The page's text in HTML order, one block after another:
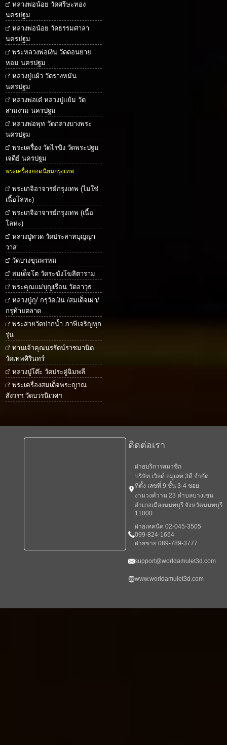
หลวงพ่อน้อย วัดศรีษะทอง
นครปฐม
หลวงพ่อน้อย วัดธรรมศาลา
นครปฐม
พระหลวงพ่อเงิน วัดดอนยาย
หอม นครปฐม
หลวงปู่แผ้ว วัดรางหมัน
นครปฐม
หลวงพ่อเต๋ หลวงปู่แย้ม วัด
สามง่าม นครปฐม
หลวงพ่อพุท วัดกลางบางพระ
นครปฐม
พระเครื่อง วัดไร่ขิง วัดพระปฐม
เจดีย์ นครปฐม
พระเครื่องยอดนิยมกรุงเทพ
พระเกจิอาจารย์กรุงเทพ (ไม่ใช่
เนื้อโลหะ)
พระเกจิอาจารย์กรุงเทพ (เนื้อ
โลหะ)
หลวงปู่ทวด วัดประสาทบุญญา
วาส
วัดบางขุนพรหม
สมเด็จโต วัดระฆังโฆสิตาราม
พระคุณแม่บุญเรือน วัดอาวุธ
หลวงปู่ภู/ กรุวัดเงิน /สมเด็จเผ่า/
กรุท้ายตลาด
พระสายวัดปากน้ำ ภาษีเจริญทุก
รุ่น
ท่านเจ้าคุณนรรัตน์ราชมานิต
วัดเทพศิรินทร์
หลวงปู่โต๊ะ วัดประดู่ฉิมพลี
พระเครื่องสมเด็จพระญาณ
สังวรฯ วัดบวรนิเวศฯ
ติดต่อเรา
ฝ่ายบริการสมาชิก
บริษัท เวิลด์ อมูเลท 3ดี จำกัด
ที่ตั้ง เลขที่ 9 ชั้น 3-4 ซอย
งามวงศ์วาน 23 ตำบลบางเขน
อำเภอเมืองนนทบุรี จังหวัดนนทบุรี
11000
ผ่ายเทคนิค 02-045-3505
099-824-1654
ฝ่ายขาย 089-789-3777
support@worldamulet3d.com
www.worldamulet3d.com